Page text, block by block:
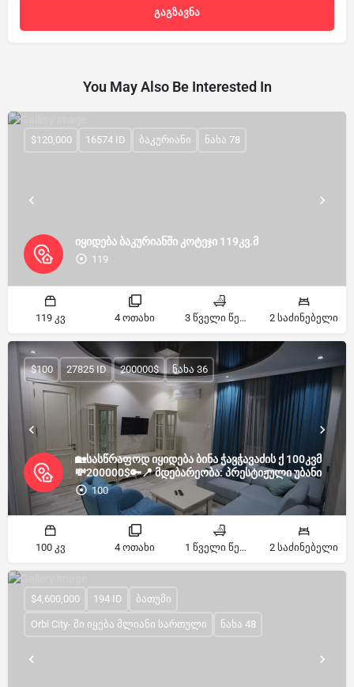
You May Also Be Interested In
იყიდება ბაკურიანში კოტეჯი 119კვ.მ
119
$120,000 16574 ID ბაკურიანი ნახა 78
119 კვ 4 ოთახი 3 წველი წერტილი 2 საძინებელი
🏡სასწრაფოდ იყიდება ბინა ჭავჭავაძის ქ 100კვმ
💸200000$🔑📍 მდებარეობა: პრესტიჟული უბანი
100
$100 27825 ID 200000$ ნახა 36
100 კვ 4 ოთახი 1 წველი წერტილი 2 საძინებელი
$4,600,000 194 ID ბათუმი
Orbi City- ში იყება მლიანი სართული ნახა 48